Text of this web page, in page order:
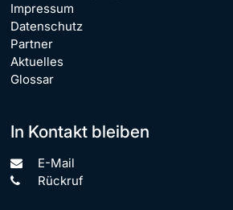
Impressum
Datenschutz
Partner
Aktuelles
Glossar
In Kontakt bleiben
E-Mail
Rückruf